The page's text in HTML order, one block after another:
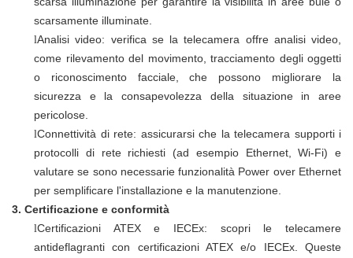
scarsamente illuminate.
lAnalisi video: verifica se la telecamera offre analisi video,
come rilevamento del movimento, tracciamento degli oggetti
o riconoscimento facciale, che possono migliorare la
sicurezza e la consapevolezza della situazione in aree
pericolose.
lConnettività di rete: assicurarsi che la telecamera supporti i
protocolli di rete richiesti (ad esempio Ethernet, Wi-Fi) e
valutare se sono necessarie funzionalità Power over Ethernet
per semplificare l'installazione e la manutenzione.
3. Certificazione e conformità
lCertificazioni ATEX e IECEx: scopri le telecamere
antideflagranti con certificazioni ATEX e/o IECEx. Queste